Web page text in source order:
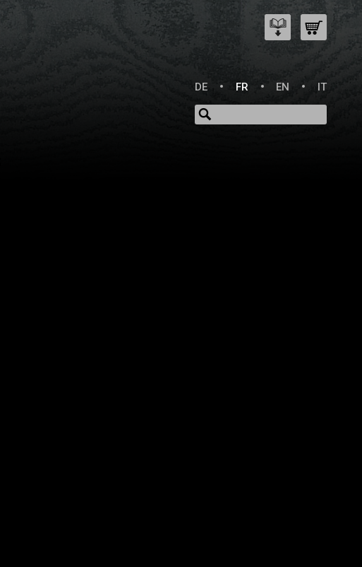
DE
FR EN IT